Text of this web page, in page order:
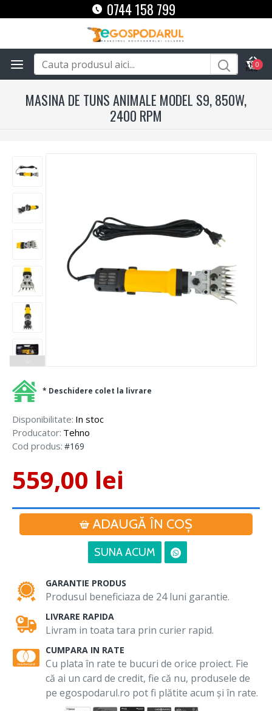
0744 158 799
0
MASINA DE TUNS ANIMALE MODEL S9, 850W,
2400 RPM
Disponibilitate: In stoc
Producator: Tehno
Cod produs: #169
559,00 lei
ADAUGĂ ÎN COŞ
SUNA ACUM
* Deschidere colet la livrare
GARANTIE PRODUS
Produsul beneficiaza de 24 luni garantie.
LIVRARE RAPIDA
Livram in toata tara prin curier rapid.
CUMPARA IN RATE
Cu plata în rate te bucuri de orice proiect. Fie
că ai un card de credit, fie că nu, produsele de
pe egospodarul.ro pot fi plătite acum și în rate.